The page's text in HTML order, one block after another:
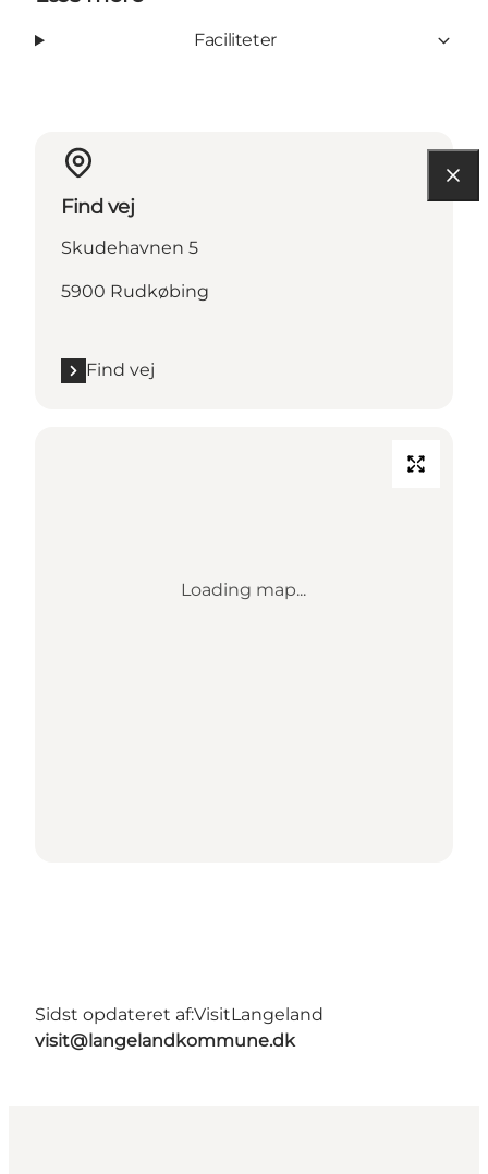
Faciliteter
Find vej
Skudehavnen 5
5900 Rudkøbing
Find vej
Loading map...
Sidst opdateret af:VisitLangeland
visit@langelandkommune.dk